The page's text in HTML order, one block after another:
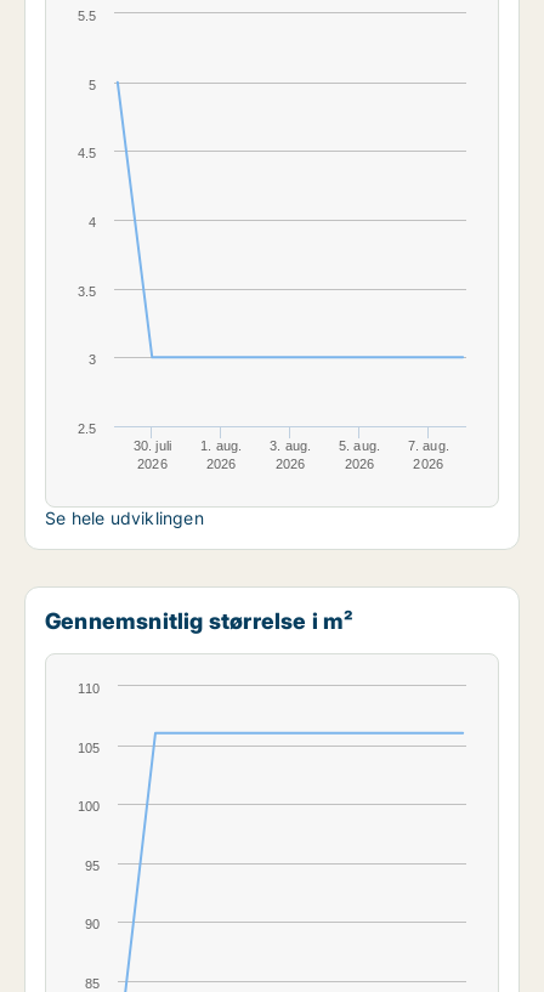
30. juli
2026
1. aug.
2026
3. aug.
2026
5. aug.
2026
7. aug.
2026
2.5
3
3.5
4
4.5
5
5.5
Se hele udviklingen
Gennemsnitlig størrelse i m²
85
90
95
100
105
110